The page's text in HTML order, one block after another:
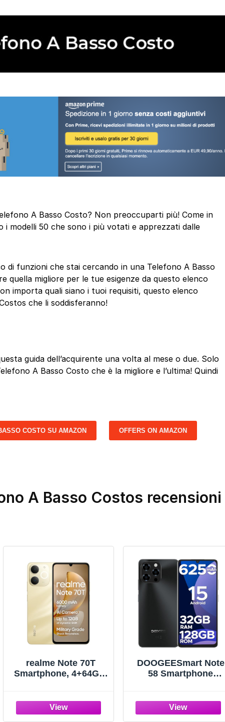
A Basso Costo? Non preoccuparti più! Come in
i modelli 50 che sono i più votati e apprezzati dalle
di funzioni che stai cercando in una Telefono A Basso
quella migliore per le tue esigenze da questo elenco
importa quali siano i tuoi requisiti, questo elenco
che li soddisferanno!
guida dell’acquirente una volta al mese o due. Solo
A Basso Costo che è la migliore e l’ultima! Quindi
COSTO SU AMAZON OFFERS ON AMAZON
A Basso Costos recensioni
realme Note 70T
Smartphone, 4+64GB,
Protezione
ArmorShell™,
DOOGEESmart Note
58 Smartphone
Cellulare, 6.75" HD+
90Hz